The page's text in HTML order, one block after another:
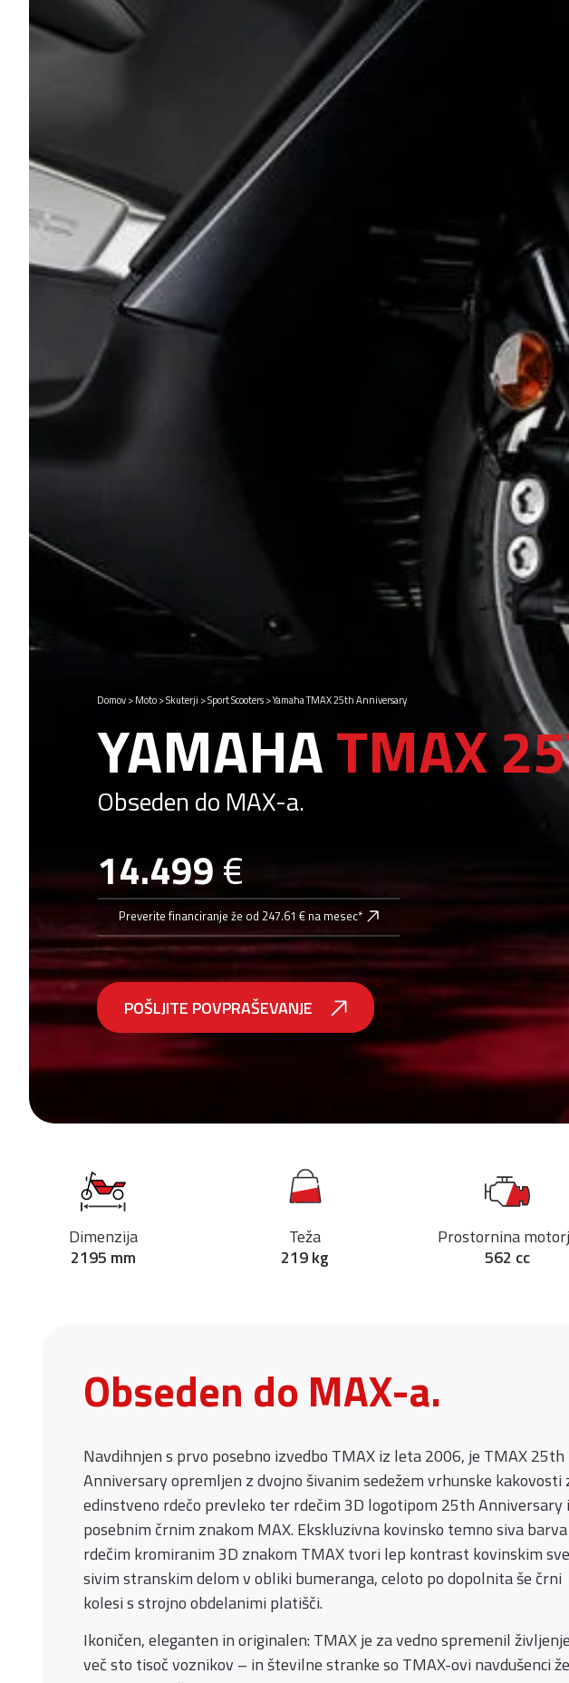
Domov>Moto>Skuterji >Sport Scooters>Yamaha TMAX 25th Anniversary
YAMAHATMAX
Obseden do MAX-a.
14.499€
Preverite financiranje že od 247.61 € na mesec*
POŠLJITE POVPRAŠEVANJE
Dimenzija
2195 mm
Teža
219 kg
Prostornina
562 cc
Obseden do MAX-a.
Navdihnjen s prvo posebno izvedbo TMAX iz leta 2006, je TMAX 25th
Anniversary opremljen z dvojno šivanim sedežem vrhunske kakovosti
edinstveno rdečo prevleko ter rdečim 3D logotipom 25th Anniversary
posebnim črnim znakom MAX. Ekskluzivna kovinsko temno siva
rdečim kromiranim 3D znakom TMAX tvori lep kontrast kovinskim
sivim stranskim delom v obliki bumeranga, celoto po dopolnita še črni
kolesi s strojno obdelanimi platišči.
Ikoničen, eleganten in originalen: TMAX je za vedno spremenil življenje
več sto tisoč voznikov – in številne stranke so TMAX-ovi navdušenci že